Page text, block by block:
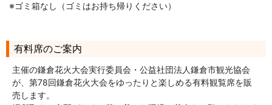
※ゴミ箱なし（ゴミはお持ち帰りください）
有料席のご案内
主催の鎌倉花火大会実行委員会・公益社団法人鎌倉市観光協会
が、第78回鎌倉花火大会をゆったりと楽しめる有料観覧席を販
売します。